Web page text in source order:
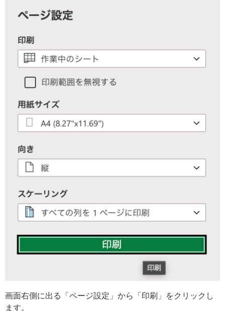
画面右側に出る「ページ設定」から「印刷」をクリックし
ます。